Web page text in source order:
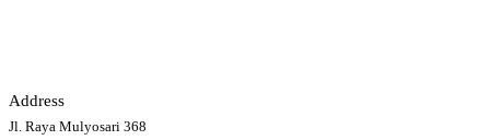
Address
Jl. Raya Mulyosari 368